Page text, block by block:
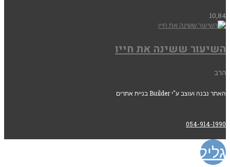
10,84
השיעור ששינה את חייו
הרב
האתר נבנה ועוצב ע"י Builder בניית אתרים
054-914-1990
גלילה